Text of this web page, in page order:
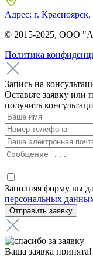
Адрес: г.
© 2015-2025, ООО
Политика
Запись на
Оставьте заявку или
получить
Заполняя форму вы
персональных
Ваша заявка принята!